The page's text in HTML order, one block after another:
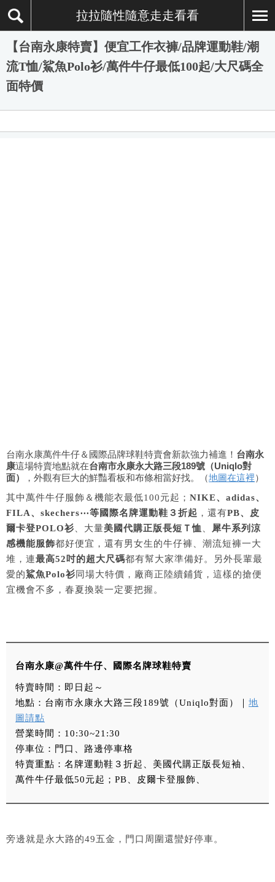
拉拉隨性隨意走走看看
【台南永康特賣】便宜工作衣褲/品牌運動鞋/潮
流T恤/鯊魚Polo衫/萬件牛仔最低100起/大尺碼全
面特價
台南永康萬件牛仔＆國際品牌球鞋特賣會新款強力補進！ 台南永
康這場特賣地點就在台南市永康永大路三段189號（Uniqlo對
面）
，外觀有巨大的鮮豔看板和布條相當好找。（地圖在這裡）
其中萬件牛仔服飾＆機能衣最低100元起； NIKE、adidas、
FILA、skechers⋯等國際名牌運動鞋３折起 ，還有PB、皮
爾卡登POLO衫、大量美國代購正版長短Ｔ恤、 犀牛系列涼
感機能服飾都好便宜，還有男女生的牛仔褲、潮流短褲一大
堆，連最高52吋的超大尺碼都有幫大家準備好。另外長輩最
愛的鯊魚Polo衫同場大特價，廠商正陸續鋪貨，這樣的搶便
宜機會不多，春夏換裝一定要把握。
台南永康@萬件牛仔、國際名牌球鞋特賣
特賣時間：即日起～
地點：台南市永康永大路三段189號（Uniqlo對面）｜ 地
圖請點
營業時間：10:30~21:30
停車位：門口、路邊停車格
特賣重點：名牌運動鞋３折起、美國代購正版長短袖、
萬件牛仔最低50元起；PB、皮爾卡登服飾、
旁邊就是永大路的49五金，門口周圍還蠻好停車。